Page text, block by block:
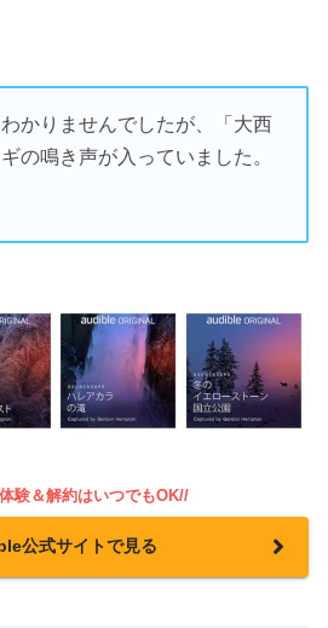
かりませんでしたが、「大西
の鳴き声が入っていました。
験＆解約はいつでもOK//
公式サイトで見る